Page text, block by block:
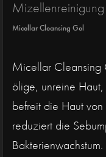
Micellar Cleansing Gel
Micellar Cleansing
ölige, unreine Haut,
befreit die Haut von
reduziert die
Bakterienwachstum.